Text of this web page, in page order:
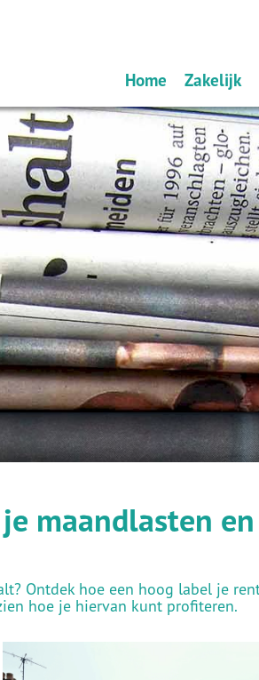
Home Zakelijk
maandlasten en
Ontdek hoe een hoog label je
hoe je hiervan kunt profiteren.